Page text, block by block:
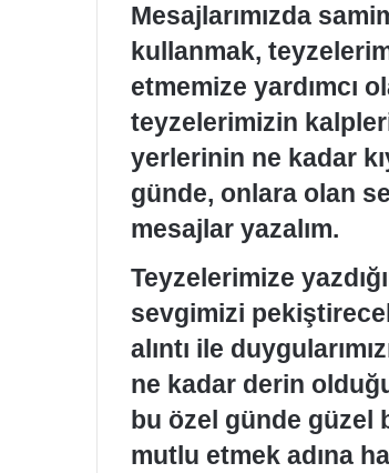
Mesajlarımızda
kullanmak,
etmemize yardımcı
teyzelerimizin
yerlerinin ne kadar
günde, onlara olan
mesajlar yazalım.
Teyzelerimize
sevgimizi
alıntı ile
ne kadar derin
bu özel günde güzel
mutlu etmek adına